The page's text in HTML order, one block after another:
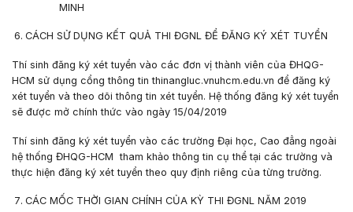
MINH
CÁCH SỬ DỤNG KẾT QUẢ THI ĐGNL ĐỂ ĐĂNG KÝ XÉT TUYỂN
Thí sinh đăng ký xét tuyển vào các đơn vị thành viên của ĐHQG-
HCM sử dụng cổng thông tin thinangluc.vnuhcm.edu.vn để đăng ký
xét tuyển và theo dõi thông tin xét tuyển. Hệ thống đăng ký xét tuyển
sẽ được mở chính thức vào ngày 15/04/2019
Thí sinh đăng ký xét tuyển vào các trường Đại học, Cao đẳng ngoài
hệ thống ĐHQG-HCM tham khảo thông tin cụ thể tại các trường và
thực hiện đăng ký xét tuyển theo quy định riêng của từng trường.
CÁC MỐC THỜI GIAN CHÍNH CỦA KỲ THI ĐGNL NĂM 2019